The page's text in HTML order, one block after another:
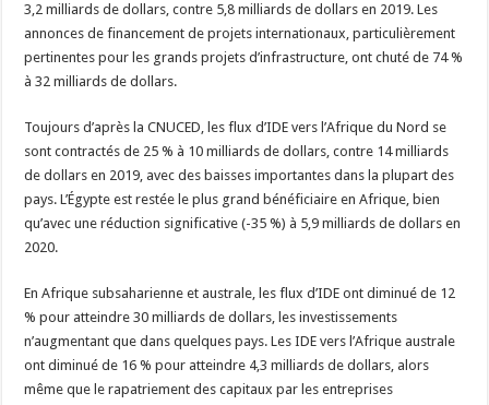
3,2 milliards de dollars, contre 5,8 milliards de dollars en 2019. Les
annonces de financement de projets internationaux, particulièrement
pertinentes pour les grands projets d’infrastructure, ont chuté de 74 %
à 32 milliards de dollars.
Toujours d’après la CNUCED, les flux d’IDE vers l’Afrique du Nord se
sont contractés de 25 % à 10 milliards de dollars, contre 14 milliards
de dollars en 2019, avec des baisses importantes dans la plupart des
pays. L’Égypte est restée le plus grand bénéficiaire en Afrique, bien
qu’avec une réduction significative (-35 %) à 5,9 milliards de dollars en
2020.
En Afrique subsaharienne et australe, les flux d’IDE ont diminué de 12
% pour atteindre 30 milliards de dollars, les investissements
n’augmentant que dans quelques pays. Les IDE vers l’Afrique australe
ont diminué de 16 % pour atteindre 4,3 milliards de dollars, alors
même que le rapatriement des capitaux par les entreprises